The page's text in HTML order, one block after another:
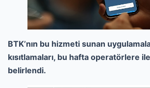
BTK’nın bu hizmeti sunan
kısıtlamaları, bu hafta operatörlere
belirlendi.